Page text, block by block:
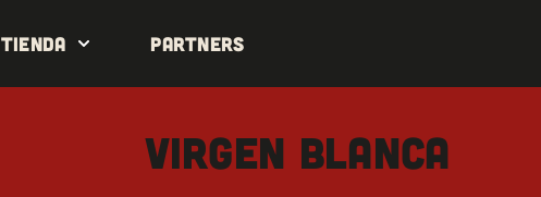
Tienda Partners
Virgen Blanca